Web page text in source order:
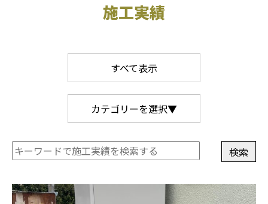
施工実績
すべて表示
カテゴリーを選択▼